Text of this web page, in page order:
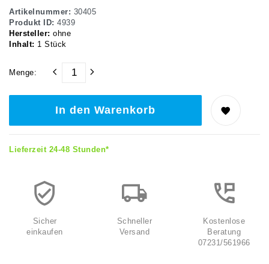
Artikelnummer: 30405
Produkt ID: 4939
Hersteller: ohne
Inhalt: 1 Stück
Menge:
In den Warenkorb
Lieferzeit 24-48 Stunden*
Sicher
einkaufen
Schneller
Versand
Kostenlose
Beratung
07231/561966